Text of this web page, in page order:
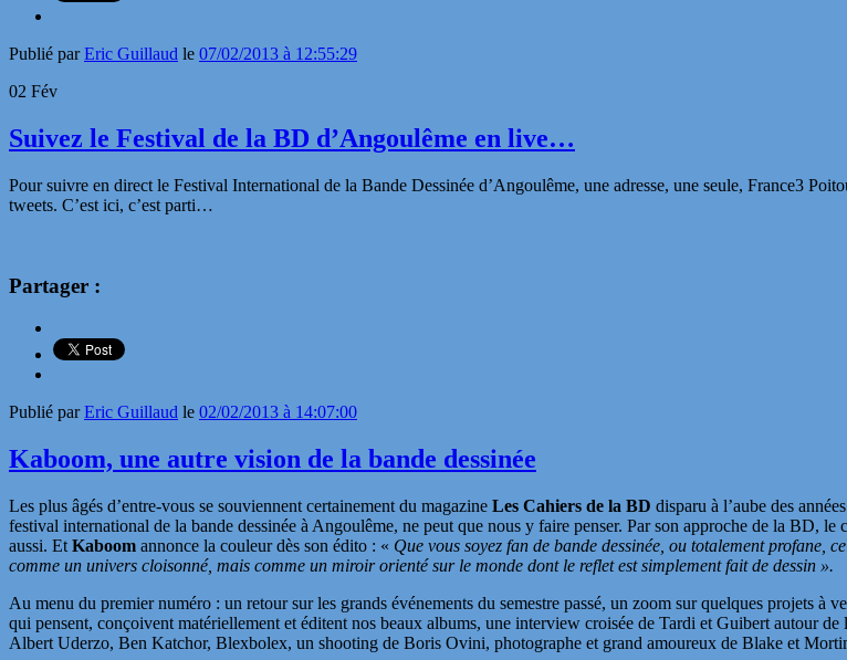
Publié parEric Guillaud le 07/02/2013 à 12:55:29
02 Fév
Suivez le Festival de la BD d’Angoulême en live…
Pour suivre en direct le Festival International de la Bande Dessinée d’Angoulême, une adresse, une seule, France3
tweets. C’est ici, c’est parti…
Partager :
Publié parEric Guillaud le 02/02/2013 à 14:07:00
Kaboom, une autre vision de la bande dessinée
Les plus âgés d’entre-vous se souviennent certainement du magazine Les Cahiers de la BD disparu à l’aube des
festival international de la bande dessinée à Angoulême, ne peut que nous y faire penser. Par son approche de la BD,
aussi. Et Kaboom annonce la couleur dès son édito : « Que vous soyez fan de bande dessinée, ou totalement profane,
comme un univers cloisonné, mais comme un miroir orienté sur le monde dont le reflet est simplement fait de dessin ».
Au menu du premier numéro : un retour sur les grands événements du semestre passé, un zoom sur quelques projets
qui pensent, conçoivent matériellement et éditent nos beaux albums, une interview croisée de Tardi et Guibert autour
Albert Uderzo, Ben Katchor, Blexbolex, un shooting de Boris Ovini, photographe et grand amoureux de Blake et